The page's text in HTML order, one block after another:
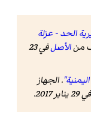
الحد - عزلة
منالأصل
في 23
. الجهاز
في 29 يناير 2017 .